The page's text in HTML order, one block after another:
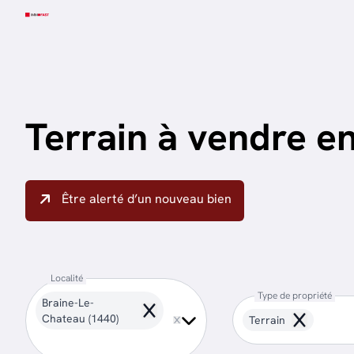
Terrain à vendre
Être alerté d’un nouveau bien
Localité
Braine-Le-
Chateau (1440)
Remove
Type de propriété
Terrain Remove